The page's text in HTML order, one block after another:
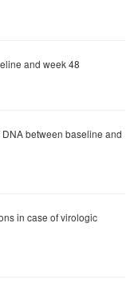
and week 48
between baseline and
in case of virologic